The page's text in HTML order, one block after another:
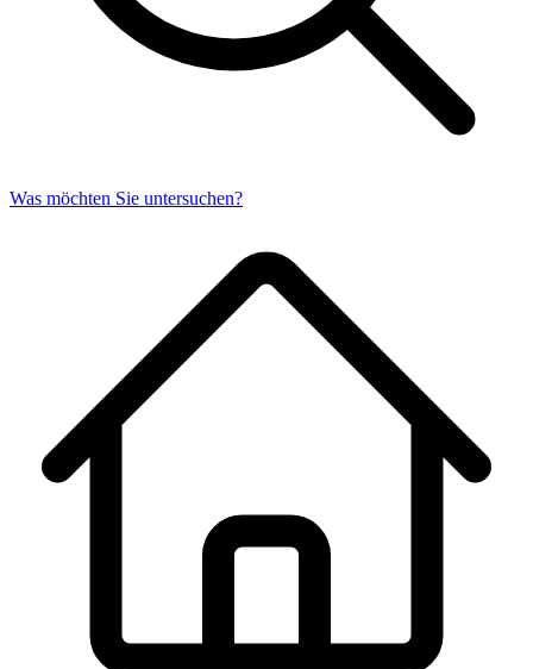
Was möchten Sie untersuchen?